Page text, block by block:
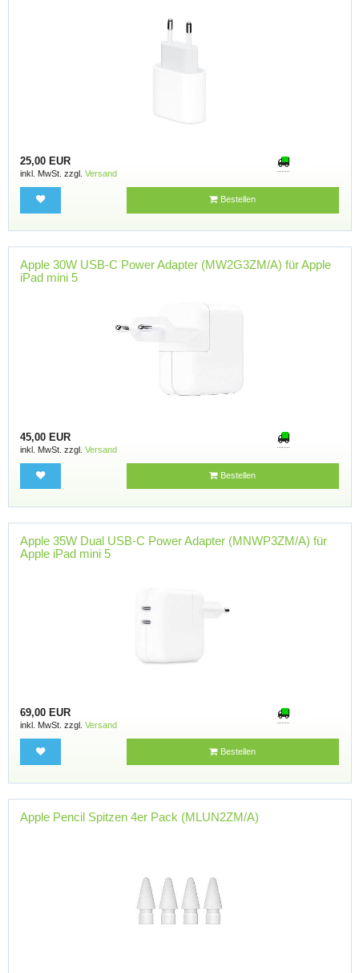
25,00 EUR
inkl. MwSt. zzgl. Versand
Bestellen
Apple 30W USB-C Power Adapter (MW2G3ZM/A) für Apple
iPad mini 5
45,00 EUR
inkl. MwSt. zzgl. Versand
Bestellen
Apple 35W Dual USB-C Power Adapter (MNWP3ZM/A) für
Apple iPad mini 5
69,00 EUR
inkl. MwSt. zzgl. Versand
Bestellen
Apple Pencil Spitzen 4er Pack (MLUN2ZM/A)